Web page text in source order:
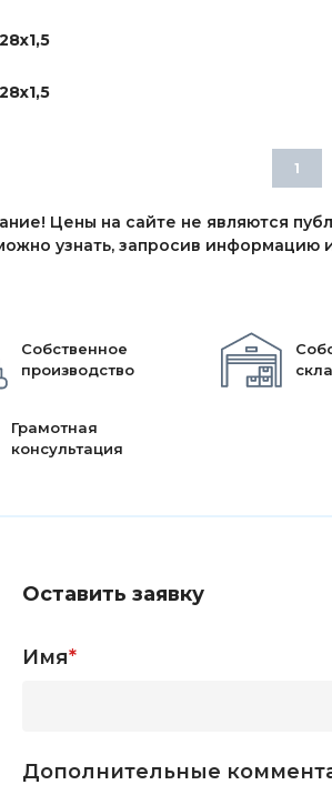
1
Цены на сайте не являются
узнать, запросив информацию
Собственное
производство
Грамотная
консультация
Оставить заявку
Имя*
Дополнительные